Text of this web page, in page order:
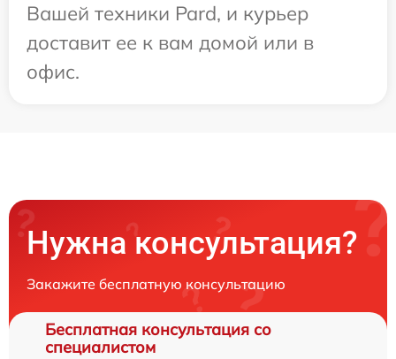
Вашей техники Pard, и курьер
доставит ее к вам домой или в
офис.
Нужна консультация?
Закажите бесплатную консультацию
Бесплатная консультация со
специалистом